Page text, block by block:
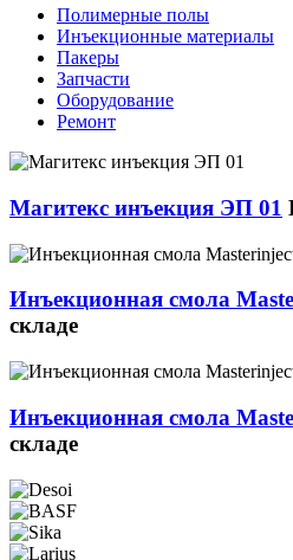
Полимерные полы
Инъекционные материалы
Пакеры
Запчасти
Оборудование
Ремонт
Магитекс инъекция ЭП 01
Инъекционная смола
складе
Инъекционная смола
складе